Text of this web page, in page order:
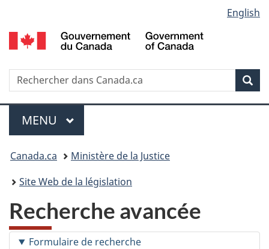
au
contenu
Â«
propos
de
la
HTML
simplifiÃ©e
selection
English
Recherche
Menu
MENU PRINCIPAL
Vous
etes
ici
Canada.ca
Ministère de la Justice
Site Web de la législation
Recherche avancée
Formulaire de recherche